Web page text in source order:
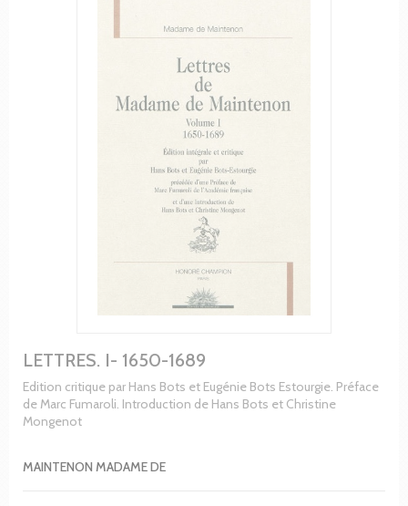
LETTRES. I- 1650-1689
Edition critique par Hans Bots et Eugénie Bots Estourgie. Préface
de Marc Fumaroli. Introduction de Hans Bots et Christine
Mongenot
MAINTENON MADAME DE